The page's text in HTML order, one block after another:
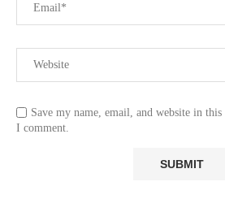
Save my name, email, and website in
I comment.